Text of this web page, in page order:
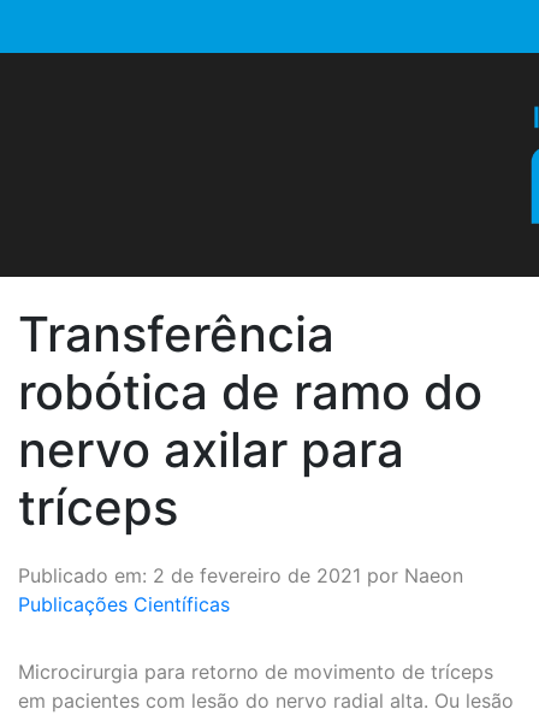
Transferência
robótica de ramo do
nervo axilar para
tríceps
Publicado em: 2 de fevereiro de 2021 por Naeon
Publicações Científicas
Microcirurgia para retorno de movimento de tríceps
em pacientes com lesão do nervo radial alta. Ou lesão